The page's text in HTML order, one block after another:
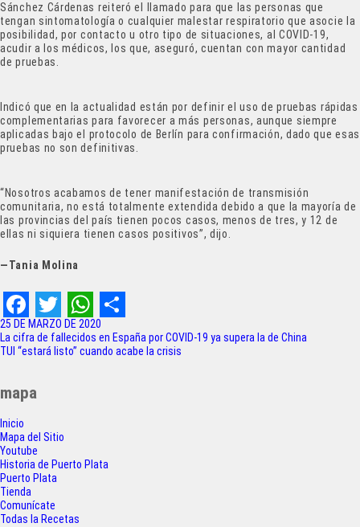
Sánchez Cárdenas reiteró el llamado para que las personas que
tengan sintomatología o cualquier malestar respiratorio que asocie la
posibilidad, por contacto u otro tipo de situaciones, al COVID-19,
acudir a los médicos, los que, aseguró, cuentan con mayor cantidad
de pruebas.
Indicó que en la actualidad están por definir el uso de pruebas rápidas
complementarias para favorecer a más personas, aunque siempre
aplicadas bajo el protocolo de Berlín para confirmación, dado que esas
pruebas no son definitivas.
“Nosotros acabamos de tener manifestación de transmisión
comunitaria, no está totalmente extendida debido a que la mayoría de
las provincias del país tienen pocos casos, menos de tres, y 12 de
ellas ni siquiera tienen casos positivos”, dijo.
—Tania Molina
F
a
c
e
b
o
o
k
T
w
t
t
e
r
W
h
A
p
S
h
25 DE MARZO DE 2020
Navegación
de
La cifra de fallecidos en España por COVID-19 ya supera la de China
TUI “estará listo” cuando acabe la crisis
mapa
Inicio
Mapa del Sitio
Youtube
Historia de Puerto Plata
Puerto Plata
Tienda
Comunícate
Todas la Recetas